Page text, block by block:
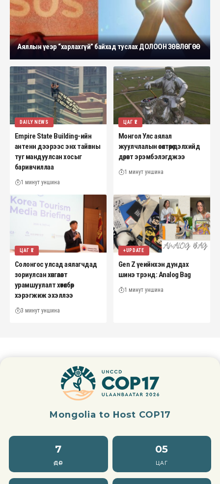
Аяллын үеэр “харлахгүй” байхад туслах ДОЛООН ЗӨВЛӨГӨӨ
DAILY NEWS
Empire State Building-ийн
антенн дээрээс энх тайвны
туг мандуулсан хосыг
баривчиллаа
1 минут уншина
ЦАГ ҮЕ
Монгол Улс аялал
жуулчлалын өсөлтөөрөө дэлхийд
дөрөвт эрэмбэлэгджээ
1 минут уншина
ЦАГ ҮЕ
Солонгос улсад аялагчдад
зориулсан хөнгөлөлт
урамшуулалт хөтөлбөр
хэрэгжиж эхэллээ
3 минут уншина
+UPDATE
Gen Z үеийнхэн дундах
шинэ трэнд: Analog Bag
1 минут уншина
Mongolia to Host COP17
7
ӨДӨР
05
ЦАГ